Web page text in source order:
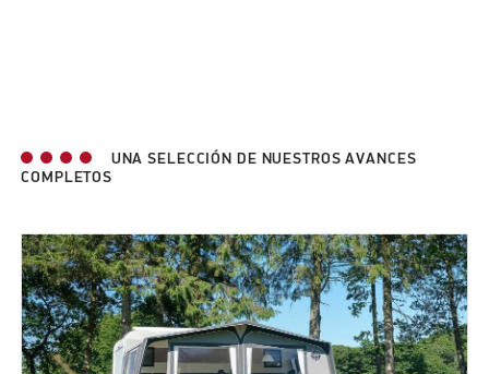
UNA SELECCIÓN DE NUESTROS AVANCES
COMPLETOS